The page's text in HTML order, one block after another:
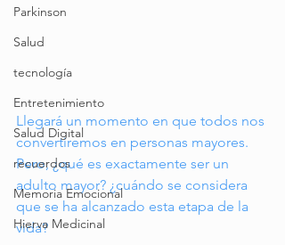
Parkinson
Salud
tecnología
Entretenimiento
Salud Digital
recuerdos
Memoria Emocional
Hierva Medicinal
Llegará un momento en que todos nos
convertiremos en personas mayores.
Pero, ¿qué es exactamente ser un
adulto mayor? ¿cuándo se considera
que se ha alcanzado esta etapa de la
vida?